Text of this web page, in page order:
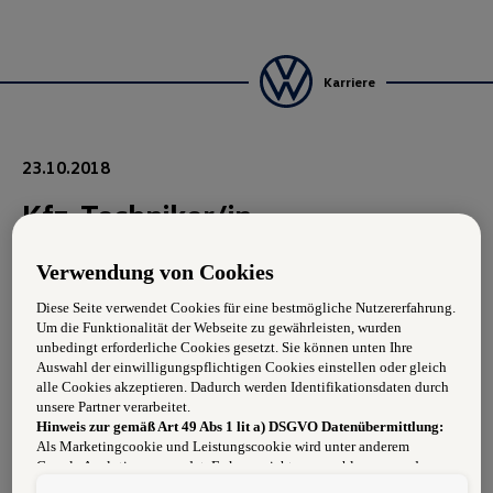
Karriere
23.10.2018
Kfz-Techniker/in
Aufgabengebiet:
Anforderungen:
Begeisterung für die Automarken unseres Konzerns
Abgeschlossene Fachausbildung
Zuverlässigkeit und Flexibilität
Verwendung von Cookies
Diese Seite verwendet Cookies für eine bestmögliche Nutzererfahrung.
Um die Funktionalität der Webseite zu gewährleisten, wurden
unbedingt erforderliche Cookies gesetzt. Sie können unten Ihre
Auswahl der einwilligungspflichtigen Cookies einstellen oder gleich
alle Cookies akzeptieren. Dadurch werden Identifikationsdaten durch
unsere Partner verarbeitet.
Hinweis zur gemäß Art 49 Abs 1 lit a) DSGVO Datenübermittlung:
Als Marketingcookie und Leistungscookie wird unter anderem
Google Analytics verwendet. Es kann nicht ausgeschlossen werden,